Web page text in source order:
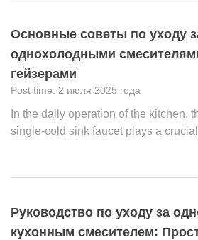
Основные советы по уходу
однохолодными
гейзерами
2 июля 2025 года
In the daily operation of the kitchen,
single-cold sink faucet plays a
Руководство по уходу за
кухонным смесителем: